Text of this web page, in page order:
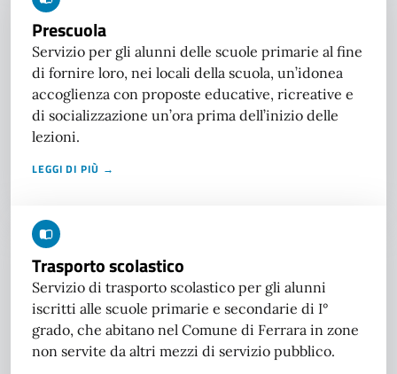
Prescuola
Servizio per gli alunni delle scuole primarie al fine
di fornire loro, nei locali della scuola, un’idonea
accoglienza con proposte educative, ricreative e
di socializzazione un’ora prima dell’inizio delle
lezioni.
LEGGI DI PIÙ →
Trasporto scolastico
Servizio di trasporto scolastico per gli alunni
iscritti alle scuole primarie e secondarie di I°
grado, che abitano nel Comune di Ferrara in zone
non servite da altri mezzi di servizio pubblico.